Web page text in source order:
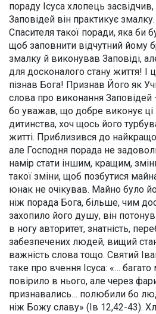
пораду Ісуса хлопець
Заповідей він практикує
Спасителя такої поради, яка би
щоб заповнити відчутний йому
змалку й виконував Заповіді,
для досконалого стану життя! І
пізнав Бога! Признав Його як
слова про виконання Заповідей
бо уважав, що добре виконує ці
дитинства, хоч щось його
житті. Приблизився до
але Господня порада не
намір стати іншим, кращим,
такої зміни, щоб позбутися
юнак не очікував. Майно було
ніж порада Бога, більше, чим
захопило його душу, він
в ногу авторитет, знатність,
забезпечених людей, вищий
важність слова тощо. Святий
таке про вчення Ісуса: «…
повірило в нього, але через
признавались… полюбили бо
ніж Божу славу» (Ів 12,42-43).